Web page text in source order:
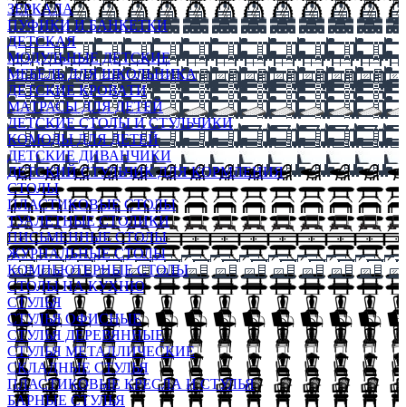
ЗЕРКАЛА
ПУФИКИ И БАНКЕТКИ
ДЕТСКАЯ
МОДУЛЬНЫЕ ДЕТСКИЕ
МЕБЕЛЬ ДЛЯ ШКОЛЬНИКА
ДЕТСКИЕ КРОВАТИ
МАТРАСЫ ДЛЯ ДЕТЕЙ
ДЕТСКИЕ СТОЛЫ И СТУЛЬЧИКИ
КОМОДЫ ДЛЯ ДЕТЕЙ
ДЕТСКИЕ ДИВАНЧИКИ
ДЕТСКИЙ СТУЛЬЧИК ДЛЯ КОРМЛЕНИЯ
СТОЛЫ
ПЛАСТИКОВЫЕ СТОЛЫ
ТУАЛЕТНЫЕ СТОЛИКИ
ПИСЬМЕННЫЕ СТОЛЫ
ЖУРНАЛЬНЫЕ СТОЛЫ
КОМПЬЮТЕРНЫЕ СТОЛЫ
СТОЛЫ НА КУХНЮ
СТУЛЬЯ
СТУЛЬЯ ОФИСНЫЕ
СТУЛЬЯ ДЕРЕВЯННЫЕ
СТУЛЬЯ МЕТАЛЛИЧЕСКИЕ
СКЛАДНЫЕ СТУЛЬЯ
ПЛАСТИКОВЫЕ КРЕСЛА И СТУЛЬЯ
БАРНЫЕ СТУЛЬЯ